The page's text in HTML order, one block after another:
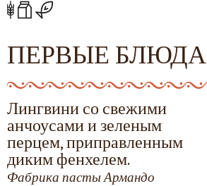
ПЕРВЫЕ БЛЮДА
Лингвини со свежими
анчоусами и зеленым
перцем, приправленным
диким фенхелем.
Фабрика пасты Армандо